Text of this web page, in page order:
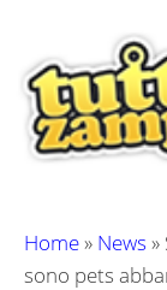
contenuto
Home» News »
sono pets